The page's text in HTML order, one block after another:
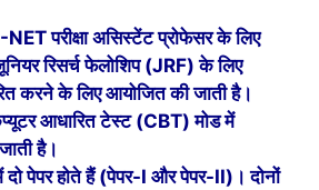
NET परीक्षा असिस्टेंट प्रोफेसर के लिए
रिसर्च फेलोशिप (JRF) के लिए
करने के लिए आयोजित की जाती है।
कंप्यूटर आधारित टेस्ट (CBT) मोड में
है।
में दो पेपर होते हैं (पेपर-I और पेपर-II)। दोनों